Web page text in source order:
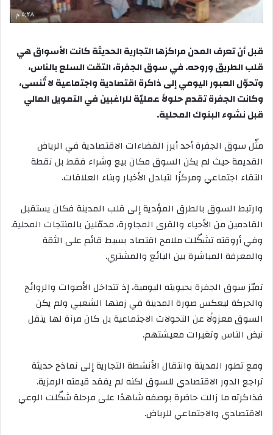
قبل أن تعرف المدن مراكزها التجارية الحديثة كانت الأسواق هي
قلب الطريق وروحه. في سوق الجفرة، التقت السلع بالناس،
وتحوّل العبور اليومي إلى ذاكرة اقتصادية واجتماعية لا تُنسى،
وكانت الجفرة تقدم حلولاً عمليّة للراغبين في التمويل المالي
قبل نشوء البنوك المحلية.
مثّل سوق الجفرة أحد أبرز الفضاءات الاقتصادية في الرياض
القديمة حيث لم يكن السوق مكان بيع وشراء فقط بل نقطة
التقاء اجتماعي ومركزًا لتبادل الأخبار وبناء العلاقات.
وارتبط السوق بالطرق المؤدية إلى قلب المدينة فكان يستقبل
القادمين من الأحياء والقرى المجاورة، محمّلين بالمنتجات المحلية.
وفي أروقته تشكّلت ملامح اقتصاد بسيط قائم على الثقة
والمعرفة المباشرة بين البائع والمشتري.
تميّز سوق الجفرة بحيويته اليومية، إذ تتداخل الأصوات والروائح
والحركة ليعكس صورة المدينة في زمنها الشعبي ولم يكن
السوق معزولًا عن التحولات الاجتماعية بل كان مرآة لها ينقل
نبض الناس وتغيرات معيشتهم.
ومع تطور المدينة وانتقال الأنشطة التجارية إلى نماذج حديثة
تراجع الدور الاقتصادي للسوق لكنه لم يفقد قيمته الرمزية.
فذاكرته ما زالت حاضرة بوصفه شاهدًا على مرحلة شكّلت الوعي
الاقتصادي والاجتماعي للرياض.